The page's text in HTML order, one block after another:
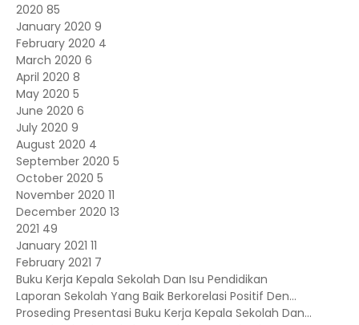
2020 85
January 2020 9
February 2020 4
March 2020 6
April 2020 8
May 2020 5
June 2020 6
July 2020 9
August 2020 4
September 2020 5
October 2020 5
November 2020 11
December 2020 13
2021 49
January 2021 11
February 2021 7
Buku Kerja Kepala Sekolah Dan Isu Pendidikan
Laporan Sekolah Yang Baik Berkorelasi Positif Den...
Proseding Presentasi Buku Kerja Kepala Sekolah Dan...